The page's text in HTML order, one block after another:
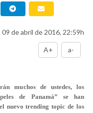
09 de abril de 2016, 22:59h
A+ a-
muchos de ustedes, los
de Panamá” se han
nuevotrending topic de los